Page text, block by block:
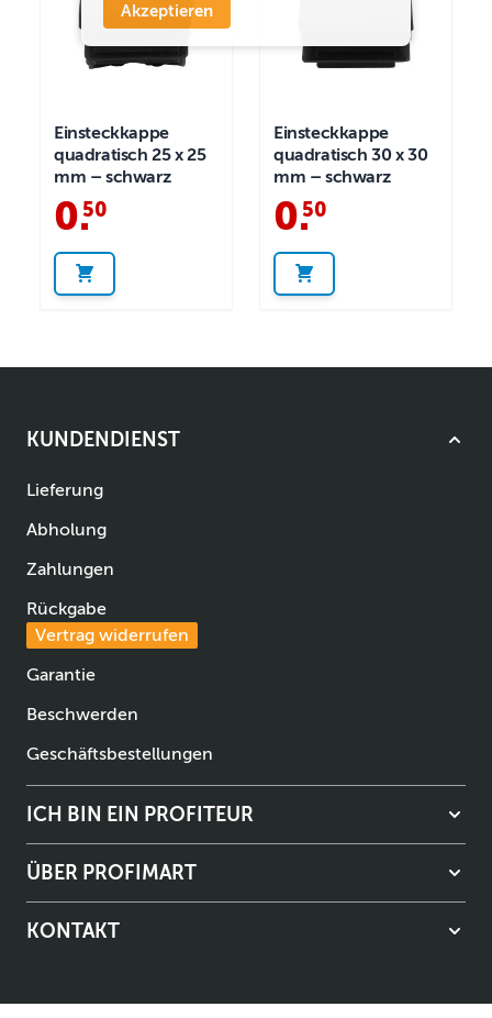
Einsteckkappe
quadratisch 25 x 25
mm – schwarz
0.
50
Einsteckkappe
quadratisch 30 x 30
mm – schwarz
0.
50
KUNDENDIENST
Lieferung
Abholung
Zahlungen
Rückgabe
Vertrag widerrufen
Garantie
Beschwerden
Geschäftsbestellungen
ICH BIN EIN PROFITEUR
ÜBER PROFIMART
KONTAKT
Akzeptieren